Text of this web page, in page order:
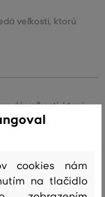
veľkosti, ktorú
veľkosti, ktorú
veľkosti, ktorú
cookies nám
na tlačidlo